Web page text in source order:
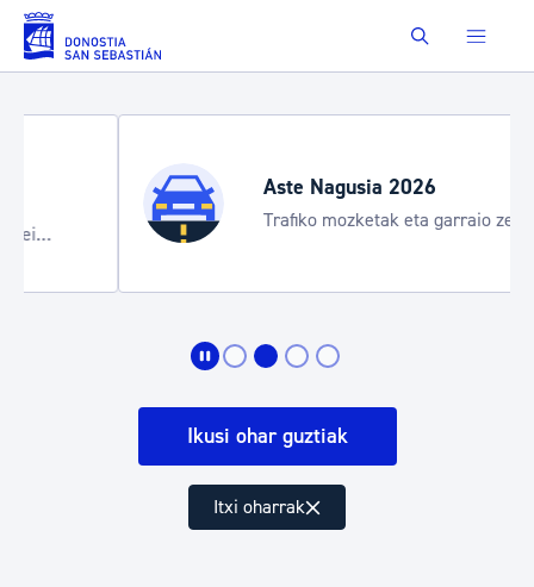
Eduki nagusira joan Buscar
Aste Nagusia 2026
Trafiko mozketak eta garraio zerbitzu
bereziak
Ikusi ohar guztiak
Itxi oharrak